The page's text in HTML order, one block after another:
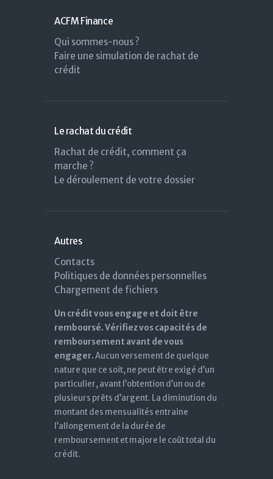
ACFM Finance
Qui sommes-nous ?
Faire une simulation de rachat de
crédit
Le rachat du crédit
Rachat de crédit, comment ça
marche ?
Le déroulement de votre dossier
Autres
Contacts
Politiques de données personnelles
Chargement de fichiers
Un crédit vous engage et doit être
remboursé. Vérifiez vos capacités de
remboursement avant de vous
engager.Aucun versement de quelque
nature que ce soit, ne peut être exigé d’un
particulier, avant l’obtention d’un ou de
plusieurs prêts d’argent. La diminution du
montant des mensualités entraine
l’allongement de la durée de
remboursement et majore le coût total du
crédit.